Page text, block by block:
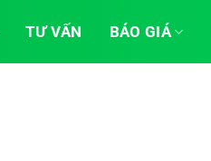
TƯ VẤN BÁO GIÁ